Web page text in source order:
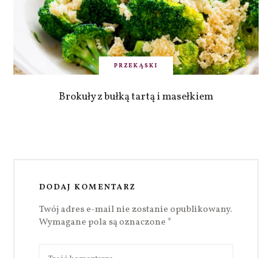
PRZEKĄSKI
Brokuły z bułką tartą i masełkiem
DODAJ KOMENTARZ
Twój adres e-mail nie zostanie opublikowany.
Wymagane pola są oznaczone *